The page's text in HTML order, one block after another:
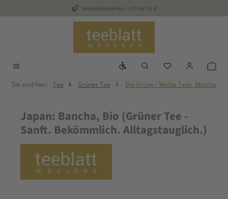
Zum Hauptinhalt springenVersandkostenfrei in D ab 35 €
Werkzeugleiste anzeigen
Du hast 0
Sie sind hier: Tee Grüner Tee Bio Grüne / Weiße Tees, Matcha
Japan: Bancha, Bio (Grüner Tee -
Sanft. Bekömmlich. Alltagstauglich.)